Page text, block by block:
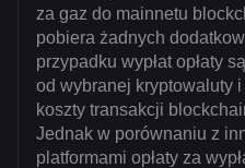
za gaz do mainnetu
pobiera żadnych
przypadku wypłat opłaty
od wybranej kryptowaluty
koszty transakcji
Jednak w porównaniu z
platformami opłaty za